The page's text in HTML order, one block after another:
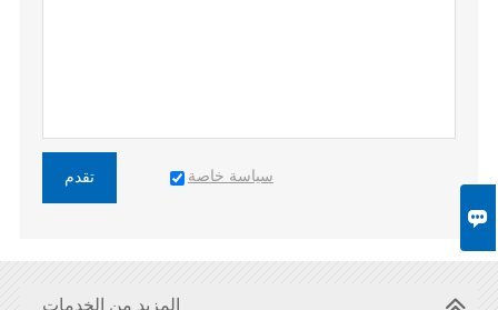

تقدم سياسة خاصة
المزيد من الخدمات